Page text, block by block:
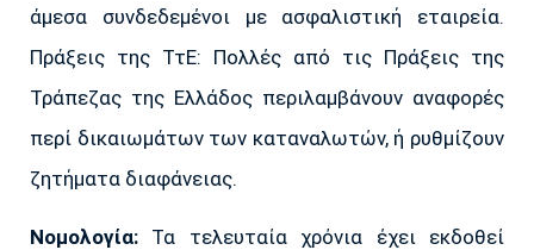
άμεσα συνδεδεμένοι με ασφαλιστική εταιρεία.
Πράξεις της ΤτΕ: Πολλές από τις Πράξεις της
Τράπεζας της Ελλάδος περιλαμβάνουν αναφορές
περί δικαιωμάτων των καταναλωτών, ή ρυθμίζουν
ζητήματα διαφάνειας.
Νομολογία: Τα τελευταία χρόνια έχει εκδοθεί